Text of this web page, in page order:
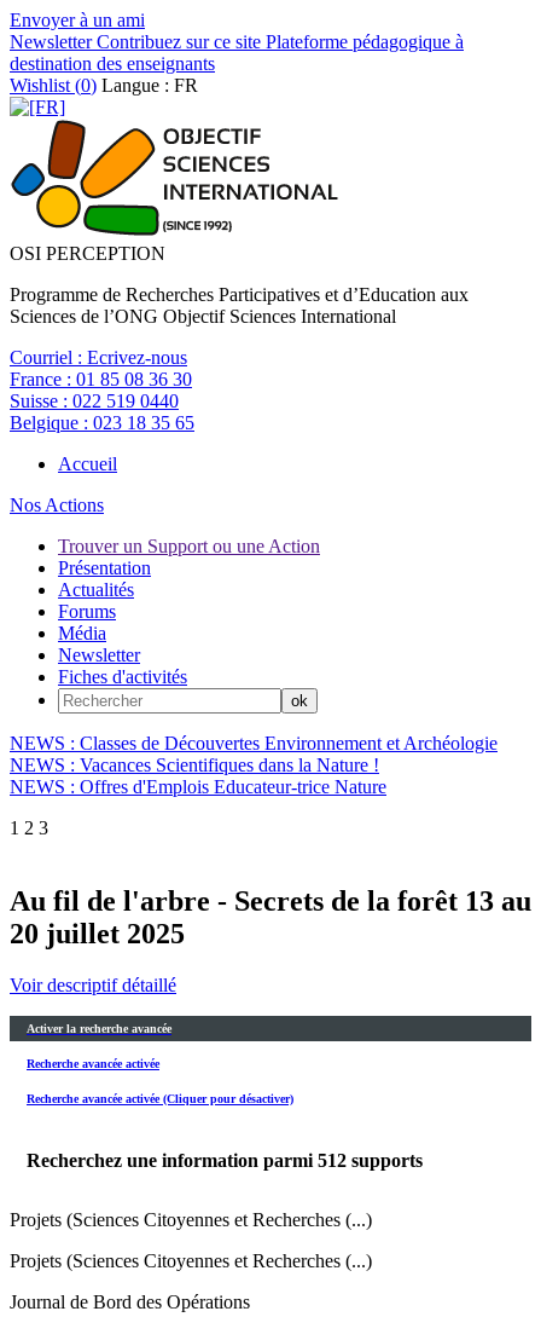
Envoyer à un ami
NewsletterContribuez sur ce site Plateforme pédagogique à
destination des enseignants
Wishlist (0) Langue : FR
OSI PERCEPTION
Programme de Recherches Participatives et d’Education aux
Sciences de l’ONG Objectif Sciences International
Courriel : Ecrivez-nous
France : 01 85 08 36 30
Suisse : 022 519 0440
Belgique : 023 18 35 65
Accueil
Nos Actions
Trouver un Support ou une Action
Présentation
Actualités
Forums
Média
Newsletter
Fiches d'activités
NEWS : Classes de Découvertes Environnement et Archéologie
NEWS : Vacances Scientifiques dans la Nature !
NEWS : Offres d'Emplois Educateur-trice Nature
1 2 3
Au fil de l'arbre - Secrets de la forêt 13 au
20 juillet 2025
Voir descriptif détaillé
Activer la recherche avancée
Recherche avancée activée
Recherche avancée activée (Cliquer pour désactiver)
Recherchez une information parmi 512 supports
Projets (Sciences Citoyennes et Recherches (...)
Projets (Sciences Citoyennes et Recherches (...)
Journal de Bord des Opérations